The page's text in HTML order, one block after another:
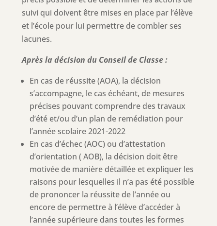
suivi qui doivent être mises en place par l’élève
et l’école pour lui permettre de combler ses
lacunes.
Après la décision du Conseil de Classe :
En cas de réussite (AOA), la décision
s’accompagne, le cas échéant, de mesures
précises pouvant comprendre des travaux
d’été et/ou d’un plan de remédiation pour
l’année scolaire 2021-2022
En cas d’échec (AOC) ou d’attestation
d’orientation ( AOB), la décision doit être
motivée de manière détaillée et expliquer les
raisons pour lesquelles il n’a pas été possible
de prononcer la réussite de l’année ou
encore de permettre à l’élève d’accéder à
l’année supérieure dans toutes les formes